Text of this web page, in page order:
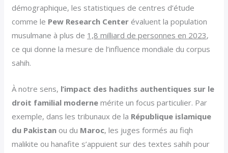
démographique, les statistiques de centres d’étude
comme le Pew Research Center évaluent la population
musulmane à plus de 1,8 milliard de personnes en 2023,
ce qui donne la mesure de l’influence mondiale du corpus
sahih.
À notre sens, l’impact des hadiths authentiques sur le
droit familial moderne mérite un focus particulier. Par
exemple, dans les tribunaux de la République islamique
du Pakistan ou du Maroc, les juges formés au fiqh
malikite ou hanafite s’appuient sur des textes sahih pour